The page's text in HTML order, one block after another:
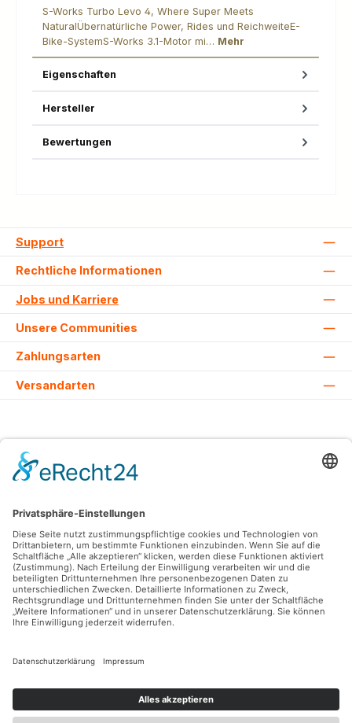
S-Works Turbo Levo 4, Where Super Meets
NaturalÜbernatürliche Power, Rides und ReichweiteE-
Bike-SystemS-Works 3.1-Motor mi… Mehr
Eigenschaften
Hersteller
Bewertungen
Support
Rechtliche Informationen
Jobs und Karriere
Unsere Communities
Zahlungsarten
Versandarten
Alle Preise inkl. gesetzl. Mehrwertsteuer zzgl.
und ggf.
Nachnahmegebühren, wenn nicht anders angegeben.
© 2026 Lovehurts Bikes - Alle Rechte vorbehalten. Theme by